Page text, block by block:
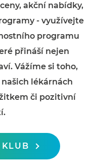
akční nabídky,
- využívejte
programu
přináší nejen
Vážíme si toho,
lékárnách
či pozitivní